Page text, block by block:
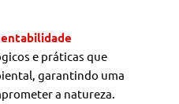
e práticas que
garantindo uma
a natureza.